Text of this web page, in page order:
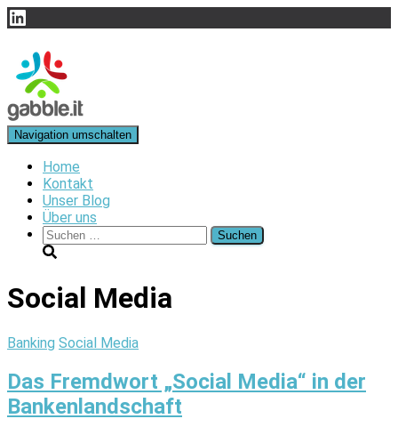
LinkedIn
Navigation umschalten
Home
Kontakt
Unser Blog
Über uns
Suchen
nach:
Social Media
Banking Social Media
Das Fremdwort „Social Media“ in der
Bankenlandschaft